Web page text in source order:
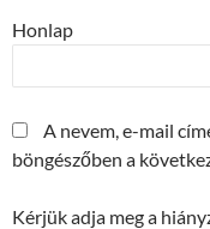
Honlap
A nevem, e-mail
böngészőben a
Kérjük adja meg a